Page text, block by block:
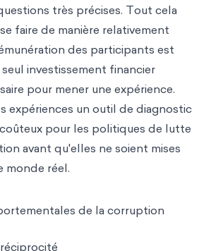
très précises. Tout cela
faire de manière relativement
des participants est
investissement financier
pour mener une expérience.
expériences un outil de diagnostic
pour les politiques de lutte
avant qu'elles ne soient mises
monde réel.
de la corruption